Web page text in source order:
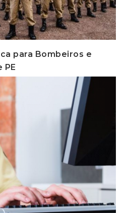
para Bombeiros e
PE